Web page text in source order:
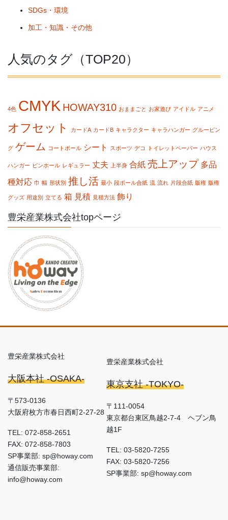
SDGs・環境
加工・知識・その他
人気のタグ（TOP20）
4色 CMYK HOWAY310 おままごと お家遊び アイドル アニメ
オフセット カードA カードB キャラクター キャラハンガー グルーピン
グ ゲーム コートボール シート スポーツ デコ トイレットペーパー ハウス
ハンガー ピンホール レギュラー 丈夫 上半身 合紙 売上アップ 多品
種対応 巾 幅 形状別 推し活 最小 段ボール合紙 流 流れ 片段合紙 版権 版権
グッズ 用途別 立てる 箱 見積 見積方法 飾り
豊栄産業株式会社topページ
豊栄産業株式会社
大阪本社 -OSAKA-
〒573-0136
大阪府枚方市春日西町2-27-28
TEL: 072-858-2651
FAX: 072-858-7803
SP事業部: sp@howay.com
通信販売事業部:
info@howay.com
豊栄産業株式会社
東京支社 -TOKYO-
〒111-0054
東京都台東区鳥越2-7-4 ヘブン鳥
越1F
TEL: 03-5820-7255
FAX: 03-5820-7256
SP事業部: sp@howay.com